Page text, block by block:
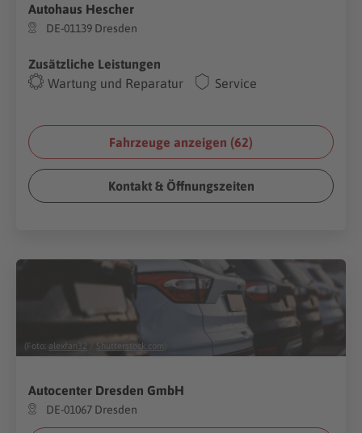
Autohaus Hescher
DE-01139 Dresden
Zusätzliche Leistungen
Wartung und Reparatur
Service
Fahrzeuge anzeigen (62)
Kontakt & Öffnungszeiten
(Foto: alexfan32 Shutterstock.com
Autocenter Dresden GmbH
DE-01067 Dresden